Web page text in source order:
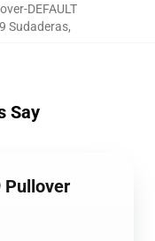
DEFAULT
Sudaderas,
Say
Pullover